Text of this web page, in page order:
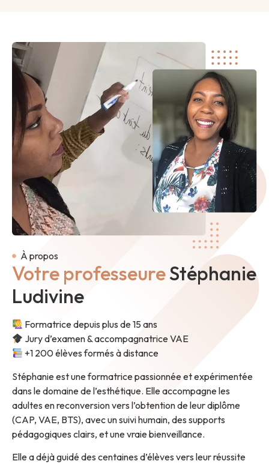
À propos
Votre professeureStéphanie
Ludivine
Formatrice depuis plus de 15 ans
Jury d’examen & accompagnatrice VAE
+1 200 élèves formés à distance
Stéphanie est une formatrice passionnée et expérimentée
dans le domaine de l’esthétique. Elle accompagne les
adultes en reconversion vers l’obtention de leur diplôme
(CAP, VAE, BTS), avec un suivi humain, des supports
pédagogiques clairs, et une vraie bienveillance.
Elle a déjà guidé des centaines d’élèves vers leur réussite